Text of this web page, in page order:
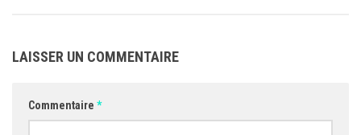
LAISSER UN COMMENTAIRE
Commentaire *